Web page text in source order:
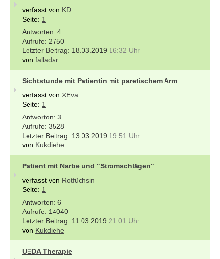
verfasst von KD
Seite: 1
4
2750
18.03.2019 16:32 Uhr
von falladar
Sichtstunde mit Patientin mit paretischem Arm
verfasst von XEva
Seite: 1
3
3528
13.03.2019 19:51 Uhr
von Kukdiehe
Patient mit Narbe und "Stromschlägen"
verfasst von Rotfüchsin
Seite: 1
6
14040
11.03.2019 21:01 Uhr
von Kukdiehe
UEDA Therapie